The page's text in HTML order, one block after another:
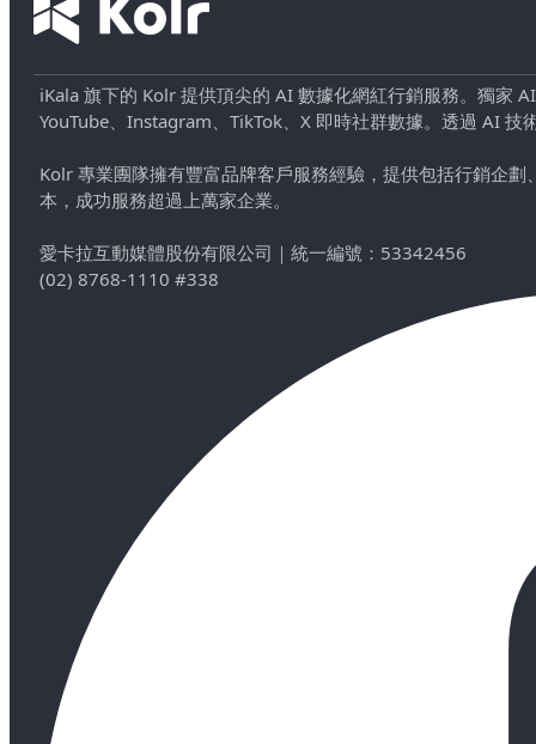
iKala 旗下的 Kolr 提供頂尖的 AI 數據化網紅行銷服務。獨家
YouTube、Instagram、TikTok、X 即時社群數據。透過 AI
Kolr 專業團隊擁有豐富品牌客戶服務經驗，提供包括行銷企
本，成功服務超過上萬家企業。
愛卡拉互動媒體股份有限公司 ｜ 統一編號：53342456
(02) 8768-1110 #338